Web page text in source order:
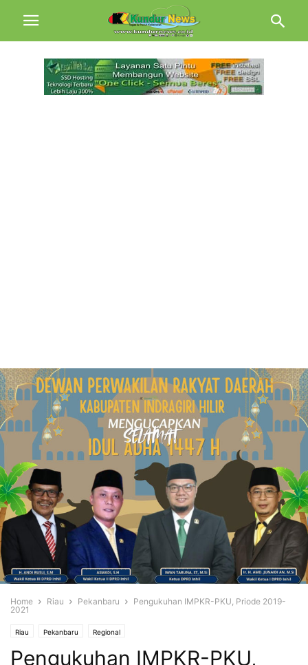
Home Riau Pekanbaru
Pengukuhan IMPKR-PKU, Priode 2019-
2021
Riau Pekanbaru Regional
Pengukuhan IMPKR-PKU,